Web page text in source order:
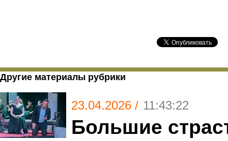
Другие материалы рубрики
23.04.2026 / 11:43:22
Большие